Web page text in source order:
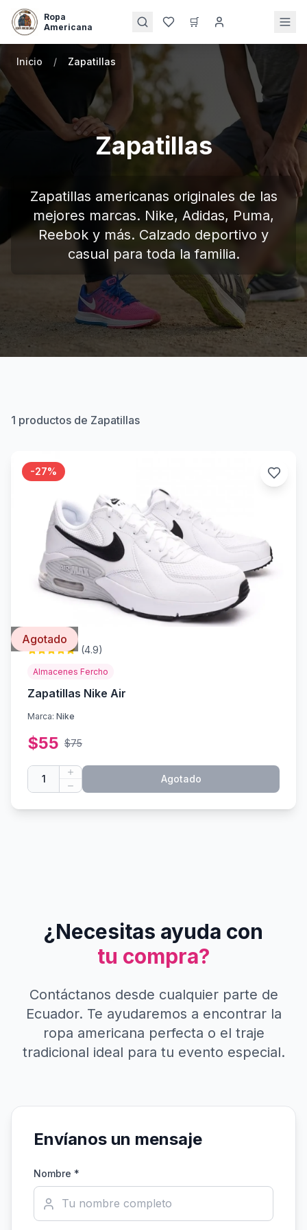
Ropa
Americana
🛒
Inicio / Zapatillas
Zapatillas
Zapatillas americanas originales de las
mejores marcas. Nike, Adidas, Puma,
Reebok y más. Calzado deportivo y
casual para toda la familia.
1 productos de Zapatillas
Agotado
-27%
(4.9)
Almacenes Fercho
Zapatillas Nike Air
Marca: Nike
$55 $75
1 Agotado
¿Necesitas ayuda con
tu compra?
Contáctanos desde cualquier parte de
Ecuador. Te ayudaremos a encontrar la
ropa americana perfecta o el traje
tradicional ideal para tu evento especial.
Envíanos un mensaje
Nombre *